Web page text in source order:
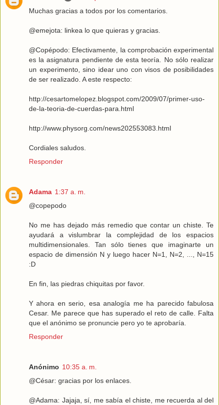
Muchas gracias a todos por los comentarios.
@emejota: linkea lo que quieras y gracias.
@Copépodo: Efectivamente, la comprobación experimental
es la asignatura pendiente de esta teoría. No sólo realizar
un experimento, sino idear uno con visos de posibilidades
de ser realizado. A este respecto:
http://cesartomelopez.blogspot.com/2009/07/primer-uso-
de-la-teoria-de-cuerdas-para.html
http://www.physorg.com/news202553083.html
Cordiales saludos.
Responder
Adama 1:37 a. m.
@copepodo
No me has dejado más remedio que contar un chiste. Te
ayudará a vislumbrar la complejidad de los espacios
multidimensionales. Tan sólo tienes que imaginarte un
espacio de dimensión N y luego hacer N=1, N=2, ..., N=15
:D
En fin, las piedras chiquitas por favor.
Y ahora en serio, esa analogía me ha parecido fabulosa
Cesar. Me parece que has superado el reto de calle. Falta
que el anónimo se pronuncie pero yo te aprobaría.
Responder
Anónimo 10:35 a. m.
@César: gracias por los enlaces.
@Adama: Jajaja, sí, me sabía el chiste, me recuerda al del